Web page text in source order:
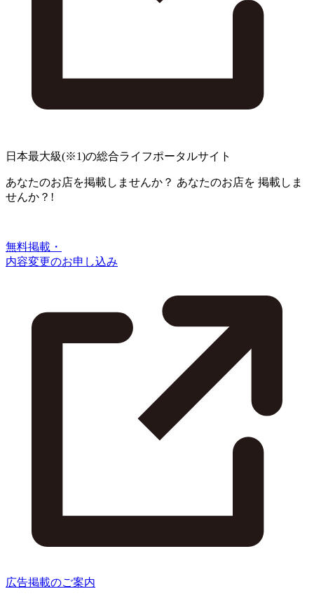
日本最大級(※1)の総合ライフポータルサイト
あなたのお店を掲載しませんか？ あなたのお店を 掲載しま
せんか？!
無料掲載・
内容変更のお申し込み
広告掲載のご案内